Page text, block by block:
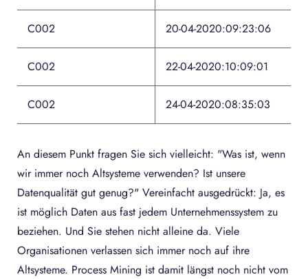
C002 20-04-2020:09:23:06
C002 22-04-2020:10:09:01
C002 24-04-2020:08:35:03
An diesem Punkt fragen Sie sich vielleicht: "Was ist, wenn
wir immer noch Altsysteme verwenden? Ist unsere
Datenqualität gut genug?" Vereinfacht ausgedrückt: Ja, es
ist möglich Daten aus fast jedem Unternehmenssystem zu
beziehen. Und Sie stehen nicht alleine da. Viele
Organisationen verlassen sich immer noch auf ihre
Altsysteme. Process Mining ist damit längst noch nicht vom